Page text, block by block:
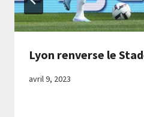
Lyon renverse le
avril 9, 2023